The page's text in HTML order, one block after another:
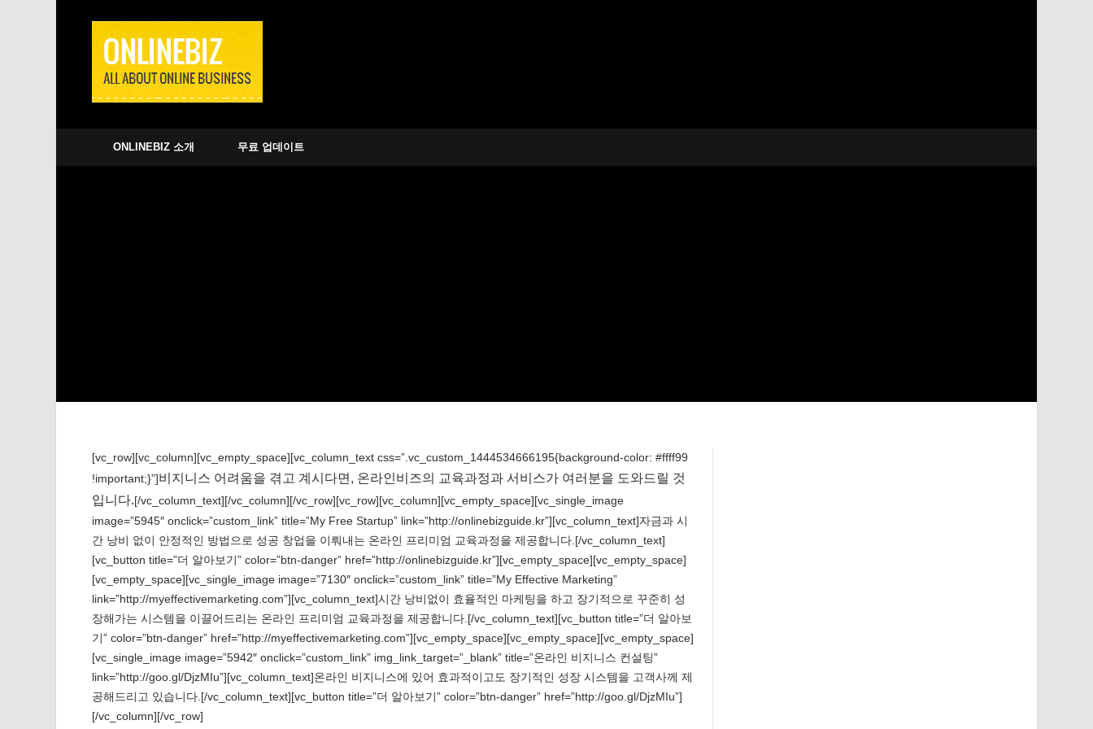
ONLINEBIZ 소개 무료 업데이트
[vc_row][vc_column][vc_empty_space][vc_column_text css=”.vc_custom_1444534666195{background-color: #ffff99
!important;}”]비지니스 어려움을 겪고 계시다면, 온라인비즈의 교육과정과 서비스가 여러분을 도와드릴 것
입니다.[/vc_column_text][/vc_column][/vc_row][vc_row][vc_column][vc_empty_space][vc_single_image
image=”5945″ onclick=”custom_link” title=”My Free Startup” link=”http://onlinebizguide.kr”][vc_column_text]자금과 시
간 낭비 없이 안정적인 방법으로 성공 창업을 이뤄내는 온라인 프리미엄 교육과정을 제공합니다.[/vc_column_text]
[vc_button title=”더 알아보기” color=”btn-danger” href=”http://onlinebizguide.kr”][vc_empty_space][vc_empty_space]
[vc_empty_space][vc_single_image image=”7130″ onclick=”custom_link” title=”My Effective Marketing”
link=”http://myeffectivemarketing.com”][vc_column_text]시간 낭비없이 효율적인 마케팅을 하고 장기적으로 꾸준히 성
장해가는 시스템을 이끌어드리는 온라인 프리미엄 교육과정을 제공합니다.[/vc_column_text][vc_button title=”더 알아보
기” color=”btn-danger” href=”http://myeffectivemarketing.com”][vc_empty_space][vc_empty_space][vc_empty_space]
[vc_single_image image=”5942″ onclick=”custom_link” img_link_target=”_blank” title=”온라인 비지니스 컨설팅”
link=”http://goo.gl/DjzMIu”][vc_column_text]온라인 비지니스에 있어 효과적이고도 장기적인 성장 시스템을 고객사께 제
공해드리고 있습니다.[/vc_column_text][vc_button title=”더 알아보기” color=”btn-danger” href=”http://goo.gl/DjzMIu”]
[/vc_column][/vc_row]